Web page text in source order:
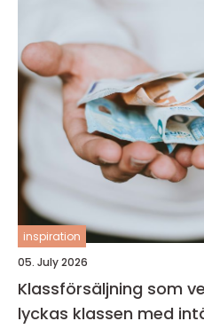
inspiration
05. July 2026
Klassförsäljning som
lyckas klassen med